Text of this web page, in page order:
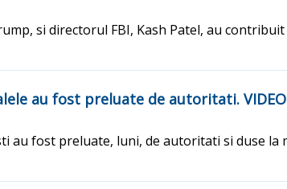
si directorul FBI, Kash Patel, au
au fost preluate de autoritati. VIDEO
au fost preluate, luni, de autoritati si duse la